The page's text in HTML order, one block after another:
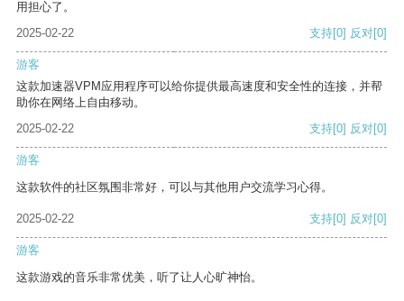
用担心了。
2025-02-22
支持[0] 反对[0]
游客
这款加速器VPM应用程序可以给你提供最高速度和安全性的连接，并帮
助你在网络上自由移动。
2025-02-22
支持[0] 反对[0]
游客
这款软件的社区氛围非常好，可以与其他用户交流学习心得。
2025-02-22 支持[0] 反对[0]
游客
这款游戏的音乐非常优美，听了让人心旷神怡。